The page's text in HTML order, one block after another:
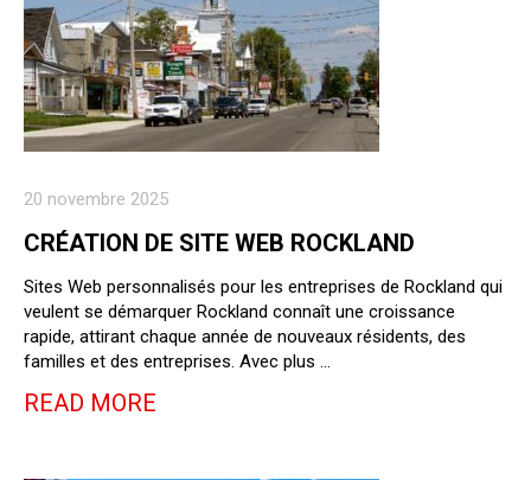
20 novembre 2025
CRÉATION DE SITE WEB ROCKLAND
Sites Web personnalisés pour les entreprises de Rockland qui
veulent se démarquer Rockland connaît une croissance
rapide, attirant chaque année de nouveaux résidents, des
familles et des entreprises. Avec plus …
READ MORE